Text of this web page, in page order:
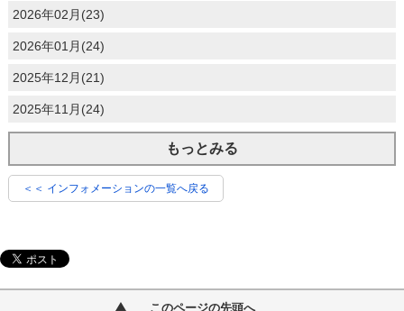
2026年02月(23)
2026年01月(24)
2025年12月(21)
2025年11月(24)
もっとみる
＜＜ インフォメーションの一覧へ戻る
このページの先頭へ